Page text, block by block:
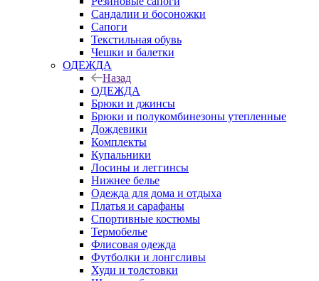
Сандалии и босоножки
Сапоги
Текстильная обувь
Чешки и балетки
ОДЕЖДА
Назад
ОДЕЖДА
Брюки и джинсы
Брюки и полукомбинезоны утепленные
Дождевики
Комплекты
Купальники
Лосины и леггинсы
Нижнее белье
Одежда для дома и отдыха
Платья и сарафаны
Спортивные костюмы
Термобелье
Флисовая одежда
Футболки и лонгсливы
Худи и толстовки